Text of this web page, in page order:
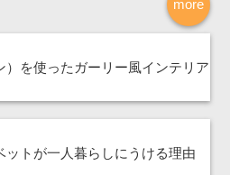
more
）を使ったガーリー風インテリア
ットが一人暮らしにうける理由